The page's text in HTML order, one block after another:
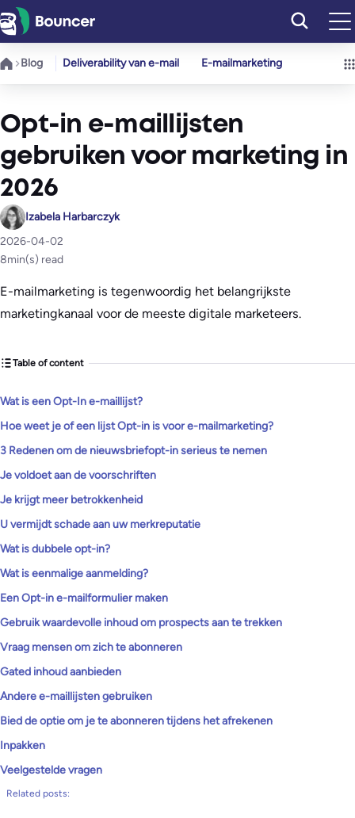
Ga
naar
de
Blog Deliverability van e-mail E-mailmarketing
Opt-in e-maillijsten
gebruiken voor marketing in
2026
Izabela Harbarczyk
2026-04-02
8min(s) read
E-mailmarketing is tegenwoordig het belangrijkste
marketingkanaal voor de meeste digitale marketeers.
Table of content
Wat is een Opt-In e-maillijst?
Hoe weet je of een lijst Opt-in is voor e-mailmarketing?
3 Redenen om de nieuwsbriefopt-in serieus te nemen
Je voldoet aan de voorschriften
Je krijgt meer betrokkenheid
U vermijdt schade aan uw merkreputatie
Wat is dubbele opt-in?
Wat is eenmalige aanmelding?
Een Opt-in e-mailformulier maken
Gebruik waardevolle inhoud om prospects aan te trekken
Vraag mensen om zich te abonneren
Gated inhoud aanbieden
Andere e-maillijsten gebruiken
Bied de optie om je te abonneren tijdens het afrekenen
Inpakken
Veelgestelde vragen
Related posts: